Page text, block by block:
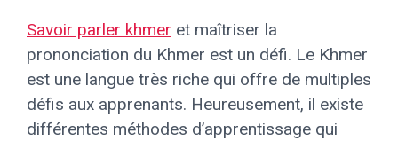
Savoir parler khmer et maîtriser la
prononciation du Khmer est un défi. Le Khmer
est une langue très riche qui offre de multiples
défis aux apprenants. Heureusement, il existe
différentes méthodes d’apprentissage qui